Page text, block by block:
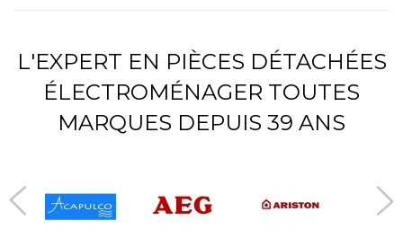
L'EXPERT EN PIÈCES DÉTACHÉES
ÉLECTROMÉNAGER TOUTES
MARQUES DEPUIS 39 ANS